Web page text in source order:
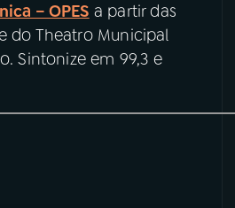
– OPES a partir das
do Theatro Municipal
Sintonize em 99,3 e